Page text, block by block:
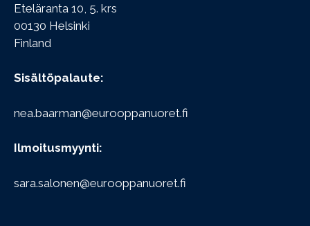
Eteläranta 10, 5. krs
00130 Helsinki
Finland
Sisältöpalaute:
nea.baarman@eurooppanuoret.fi
Ilmoitusmyynti:
sara.salonen@eurooppanuoret.fi